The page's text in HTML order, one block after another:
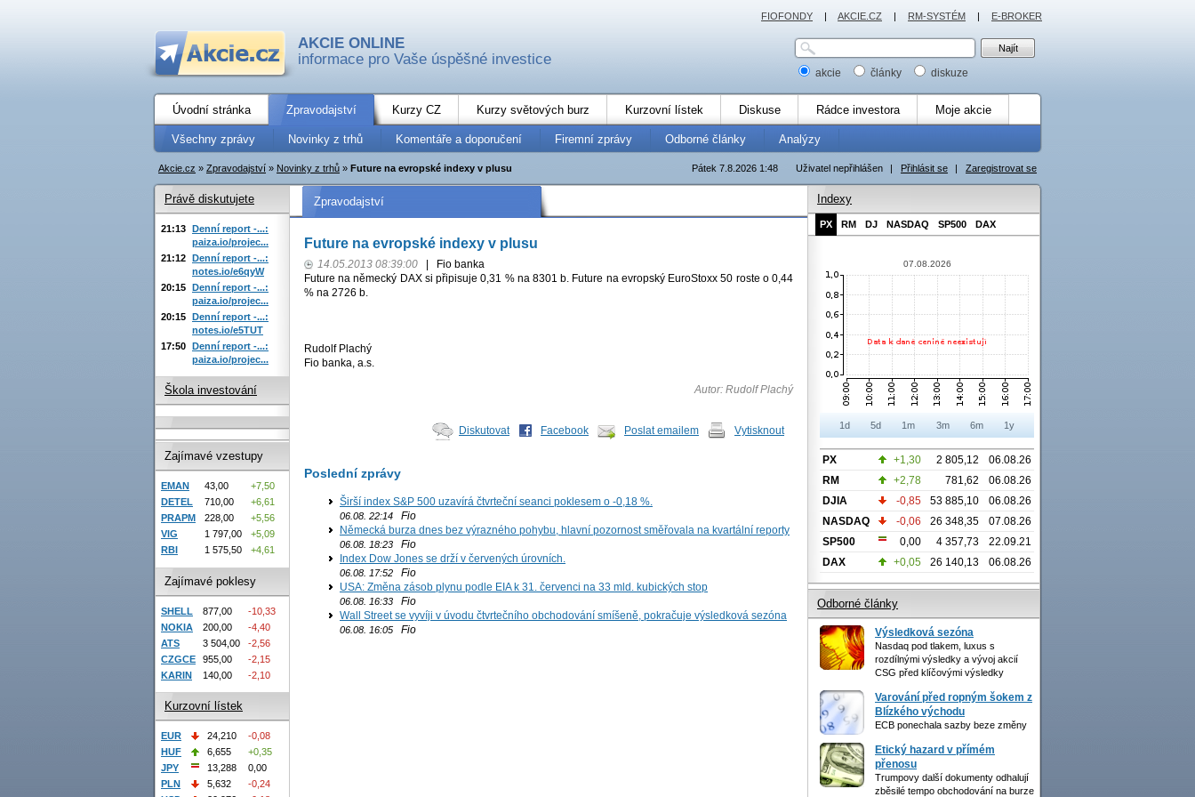
AKCIE ONLINE
informace pro Vaše úspěšné investice
akcie články diskuze
Úvodní stránka Zpravodajství Kurzy CZ Kurzy světových burz Kurzovní lístek Diskuse Rádce investora Moje akcie
Všechny zprávy Novinky z trhů Komentáře a doporučení Firemní zprávy Odborné články Analýzy
Uživatel nepřihlášen | Přihlásit se | Zaregistrovat se
Pátek 7.8.2026 1:48
Akcie.cz » Zpravodajství » Novinky z trhů » Future na evropské indexy v plusu
Zpravodajství
Future na evropské indexy v plusu
14.05.2013 08:39:00
Fio banka
Future na německý DAX si připisuje 0,31 % na 8301 b. Future na evropský EuroStoxx 50 roste o 0,44
% na 2726 b.
Rudolf Plachý
Fio banka, a.s.
Autor: Rudolf Plachý
Diskutovat Facebook Poslat emailem Vytisknout
Poslední zprávy
Širší index S&P 500 uzavírá čtvrteční seanci poklesem o -0,18 %.
06.08. 22:14 Fio
Německá burza dnes bez výrazného pohybu, hlavní pozornost směřovala na kvartální reporty
06.08. 18:23 Fio
Index Dow Jones se drží v červených úrovních.
06.08. 17:52 Fio
USA: Změna zásob plynu podle EIA k 31. červenci na 33 mld. kubických stop
06.08. 16:33 Fio
Wall Street se vyvíji v úvodu čtvrtečního obchodování smíšeně, pokračuje výsledková sezóna
06.08. 16:05 Fio
Právě diskutujete
21:13 Denní report -...:
paiza.io/projec...
21:12 Denní report -...:
notes.io/e6qyW
20:15 Denní report -...:
paiza.io/projec...
20:15 Denní report -...:
notes.io/e5TUT
17:50 Denní report -...:
paiza.io/projec...
Škola investování
Zajímavé vzestupy
EMAN 43,00
+7,50
DETEL
710,00
+6,61
PRAPM
228,00
+5,56
VIG
1 797,00
+5,09
RBI
1 575,50 +4,61
Zajímavé poklesy
SHELL 877,00
-10,33
NOKIA
200,00
-4,40
ATS
3 504,00
-2,56
CZGCE
955,00
-2,15
KARIN
140,00 -2,10
Kurzovní lístek
EUR 24,210
-0,08
HUF
6,655
+0,35
JPY
13,288
0,00
PLN
5,632
-0,24
Indexy
PX RM DJ NASDAQ SP500 DAX
07.08.2026
1d 5d 1m 3m 6m 1y
PX +1,30 2 805,12
06.08.26
RM
+2,78 781,62
06.08.26
DJIA
-0,85 53 885,10
06.08.26
NASDAQ
-0,06 26 348,35
07.08.26
SP500
0,00 4 357,73
22.09.21
DAX
+0,05 26 140,13 06.08.26
Odborné články
Výsledková sezóna
Nasdaq pod tlakem, luxus s
rozdílnými výsledky a vývoj akcií
CSG před klíčovými výsledky
Varování před ropným šokem z
Blízkého východu
ECB ponechala sazby beze změny
Etický hazard v přímém
přenosu
Trumpovy další dokumenty odhalují
zběsilé tempo obchodování na burze
FIOFONDY | AKCIE.CZ | RM-SYSTÉM | E-BROKER